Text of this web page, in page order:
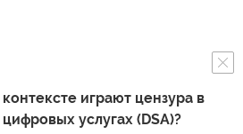
играют цензура в
услугах (DSA)?